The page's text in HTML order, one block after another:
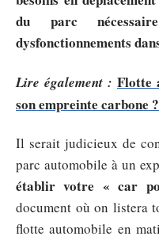
du parc
dysfonctionnements
Lire également : Flotte
son empreinte carbone ?
Il serait judicieux de
parc automobile à un
établir votre « car
document où on listera
flotte automobile en